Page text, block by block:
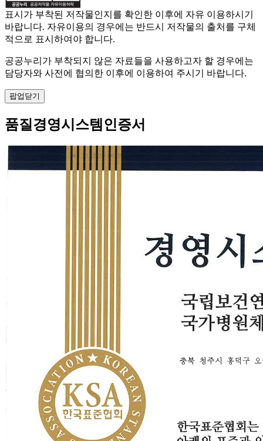
표시가 부착된 저작물인지를 확인한 이후에 자유 이용하시기
바랍니다. 자유이용의 경우에는 반드시 저작물의 출처를 구체
적으로 표시하여야 합니다.
공공누리가 부착되지 않은 자료들을 사용하고자 할 경우에는
담당자와 사전에 협의한 이후에 이용하여 주시기 바랍니다.
팝업닫기
품질경영시스템인증서